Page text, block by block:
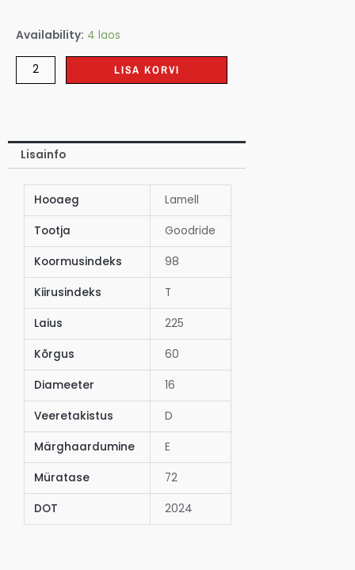
Availability: 4 laos
LISA KORVI
Lisainfo
Hooaeg Lamell
Tootja Goodride
Koormusindeks 98
Kiirusindeks T
Laius 225
Kõrgus 60
Diameeter 16
Veeretakistus D
Märghaardumine E
Müratase 72
DOT 2024